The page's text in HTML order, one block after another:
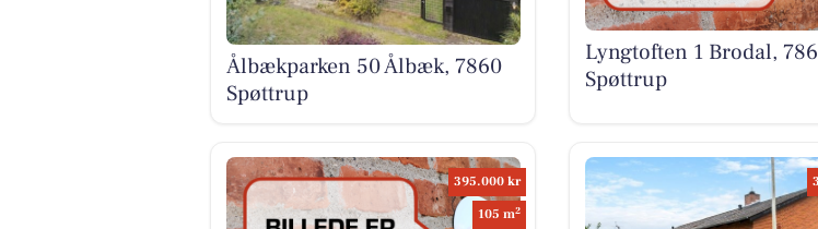
Ålbækparken 50 Ålbæk, 7860
Spøttrup
Lyngtoften 1 Brodal,
Spøttrup
395.000 kr
105 m2